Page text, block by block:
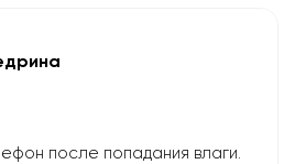
после попадания влаги.